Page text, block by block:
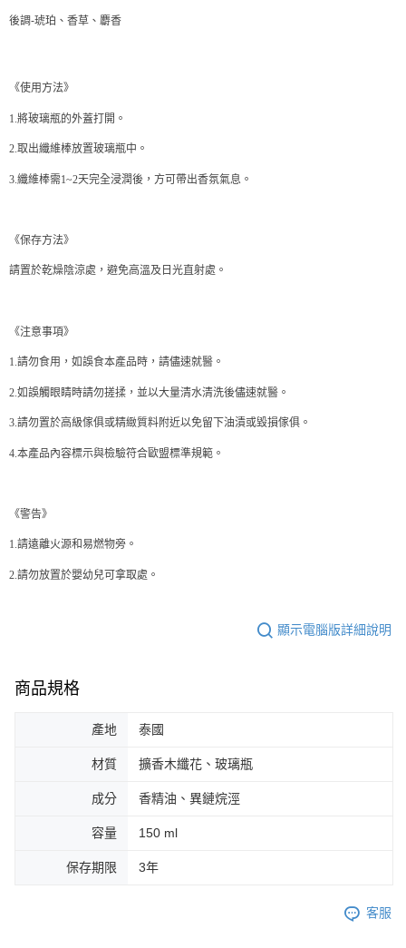
【「AFTEE先享後付」結帳流程】
１．於結帳方式選擇「AFTEE先享後付」後，將跳轉至「AFTEE先享後付」
ATM／網路銀行／等多元方式進行付款，方視為交易完成。
※ 請注意：結帳手續完成當下不需立刻繳費，但若您需要取消訂單，請聯絡
購買商品的店家。未經商家同意取消之訂單仍視為有效，需透過AFTEE先享
後付繳納相關費用。
是否繳費成功／繳費後需取消欲退款等相關疑問，請聯繫「AFTEE先享後付
１．透過由恩沛科技股份有限公司提供之「AFTEE先享後付」服務完成之交
權轉讓予恩沛科技股份有限公司。
「AFTEE先享後付」，若未經同意申辦者引起之損失，本公司不負相關責
任。
時審查核予不同之上限額度；若仍有額度不足之情形，本公司將視審查結果
５．嚴禁一人註冊多個帳號或使用他人資訊註冊。若發現惡意使用之情形，
每筆NT$70，滿NT$599(含以上)免運費
每筆NT$70，滿NT$599(含以上)免運費
每筆NT$70，滿NT$599(含以上)免運費
付款後7-11取貨
宅配-台灣本島
每筆NT$100，滿NT$599(含以上)免運費
宅配-離島
每筆NT$200
後調-琥珀、香草、麝香
《使用方法》
1.將玻璃瓶的外蓋打開。
2.取出纖維棒放置玻璃瓶中。
3.纖維棒需1~2天完全浸潤後，方可帶出香氛氣息。
《保存方法》
請置於乾燥陰涼處，避免高溫及日光直射處。
《注意事項》
1.請勿食用，如誤食本產品時，請儘速就醫。
2.如誤觸眼睛時請勿搓揉，並以大量清水清洗後儘速就醫。
3.請勿置於高級傢俱或精緻質料附近以免留下油漬或毀損傢俱。
4.本產品內容標示與檢驗符合歐盟標準規範。
《警告》
1.請遠離火源和易燃物旁。
2.請勿放置於嬰幼兒可拿取處。
顯示電腦版詳細說明
商品規格
產地 泰國
材質 擴香木纖花、玻璃瓶
成分 香精油、異鏈烷涇
容量 150 ml
保存期限 3年
客服